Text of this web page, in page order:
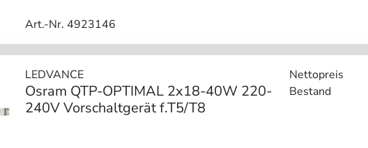
Art.-Nr. 4923146
LEDVANCE
Osram QTP-OPTIMAL 2x18-40W 220-
240V Vorschaltgerät f.T5/T8
Nettopreis
Bestand